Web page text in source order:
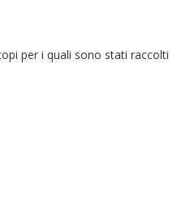
per i quali sono stati raccolti